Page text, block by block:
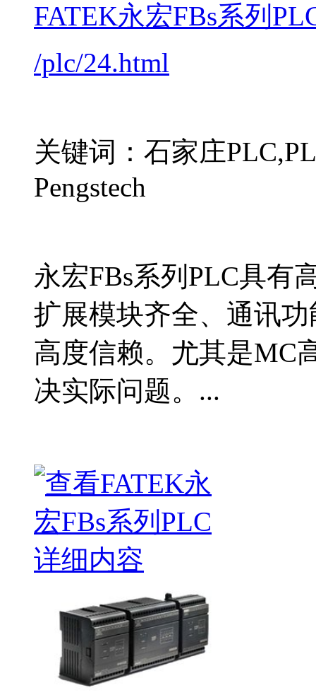
FATEK永宏FBs系列
/plc/24.html
关键词：石家庄
Pengstech
永宏FBs系列PLC具有
扩展模块齐全、通讯
高度信赖。尤其是MC
决实际问题。...